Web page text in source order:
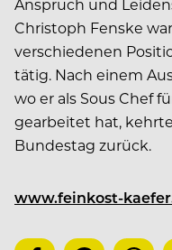
Christoph Fenske
verschiedenen
tätig. Nach einem
wo er als Sous Chef
gearbeitet hat,
Bundestag zurück.
www.feinkost-